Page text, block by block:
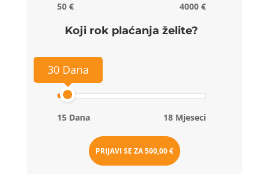
50 € 4000 €
Koji rok plaćanja želite?
30 Dana
15 Dana 18 Mjeseci
PRIJAVI SE ZA500,00 €